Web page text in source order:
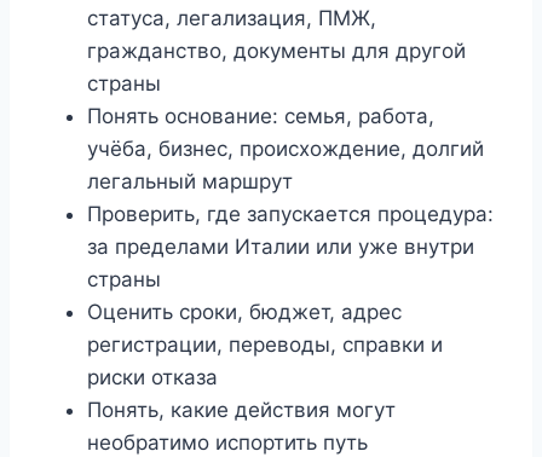
статуса, легализация, ПМЖ,
гражданство, документы для другой
страны
Понять основание: семья, работа,
учёба, бизнес, происхождение, долгий
легальный маршрут
Проверить, где запускается процедура:
за пределами Италии или уже внутри
страны
Оценить сроки, бюджет, адрес
регистрации, переводы, справки и
риски отказа
Понять, какие действия могут
необратимо испортить путь